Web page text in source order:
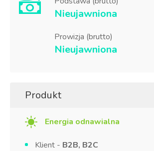
Nieujawniona
Prowizja (brutto)
Nieujawniona
Produkt
Energia odnawialna
Klient - B2B, B2C